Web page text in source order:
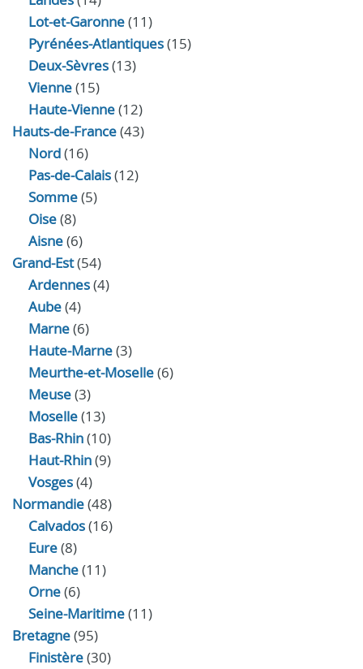
Lot-et-Garonne(11)
Pyrénées-Atlantiques(15)
Deux-Sèvres(13)
Vienne(15)
Haute-Vienne(12)
Hauts-de-France(43)
Nord(16)
Pas-de-Calais(12)
Somme(5)
Oise(8)
Aisne(6)
Grand-Est(54)
Ardennes(4)
Aube(4)
Marne(6)
Haute-Marne(3)
Meurthe-et-Moselle(6)
Meuse(3)
Moselle(13)
Bas-Rhin(10)
Haut-Rhin(9)
Vosges(4)
Normandie(48)
Calvados(16)
Eure(8)
Manche(11)
Orne(6)
Seine-Maritime(11)
Bretagne(95)
Finistère(30)